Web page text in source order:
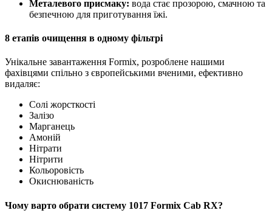
Металевого присмаку: вода стає прозорою, смачною та
безпечною для приготування їжі.
8 етапів очищення в одному фільтрі
Унікальне завантаження Formix, розроблене нашими
фахівцями спільно з європейськими вченими, ефективно
видаляє:
Солі жорсткості
Залізо
Марганець
Амоній
Нітрати
Нітрити
Кольоровість
Окиснюваність
Чому варто обрати систему 1017 Formix Cab RX?